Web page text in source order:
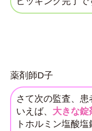
薬剤師D子
さて次の監査、
いえば、 大きな錠
トホルミン塩酸